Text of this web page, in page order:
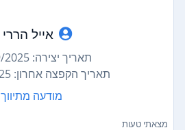
אייל הררי
תאריך יצירה: 11/09/2025
תאריך הקפצה אחרון: 19/10/2025
מודעה מתיווך
מצאתי טעות